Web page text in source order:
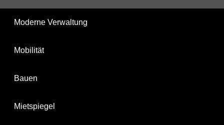
Moderne Verwaltung
Mobilität
Bauen
Mietspiegel